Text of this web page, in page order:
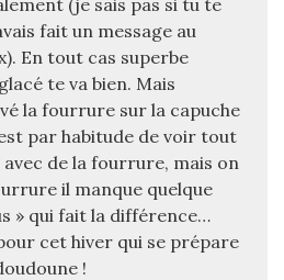
fait un message au
En tout cas superbe
te va bien. Mais
la fourrure sur la capuche
par habitude de voir tout
de la fourrure, mais on
il manque quelque
» qui fait la différence…
cet hiver qui se prépare
!